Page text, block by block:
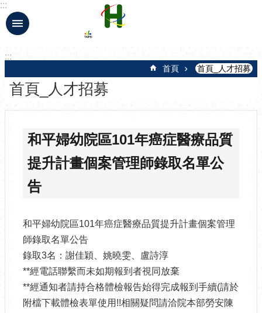
跳到主要內容區塊
:::
:::
首頁 首頁_人才招募
首頁_人才招募
和平婦幼院區101年癌症醫療品質
提升計畫個案管理師錄取名單公
告
和平婦幼院區101年癌症醫療品質提升計畫個案管理
師錄取名單公告
錄取3名：謝佳穎、姚曉雯、盧詩淳
**經電話聯繫而未如期報到者視同放棄
**經通知者請持合格體檢報告始得完成報到手續(請於
附檔下載體檢表單使用!!相關疑問請洽院本部勞安陳